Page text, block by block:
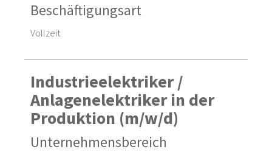
Beschäftigungsart
Vollzeit
Industrieelektriker /
Anlagenelektriker in der
Produktion (m/w/d)
Unternehmensbereich